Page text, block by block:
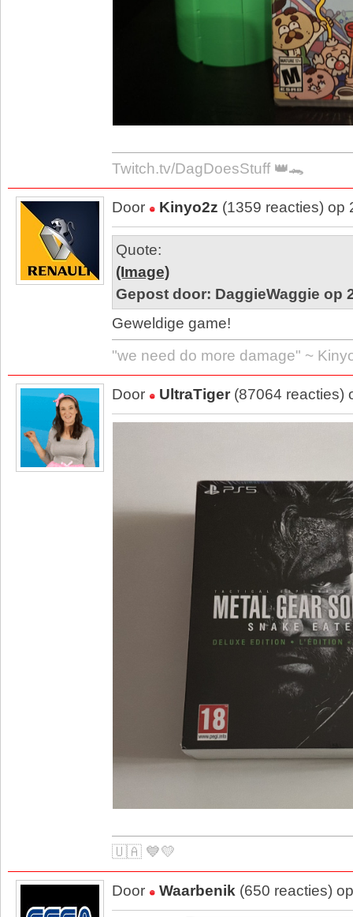
Twitch.tv/DagDoesStuff 👑🐊
Door Kinyo2z (1359 reacties) op
Quote:
(Image)
Gepost door: DaggieWaggie op
Geweldige game!
"we need do more damage" ~
Door UltraTiger (87064 reacties)
🇺🇦 💙💛
Door Waarbenik (650 reacties)